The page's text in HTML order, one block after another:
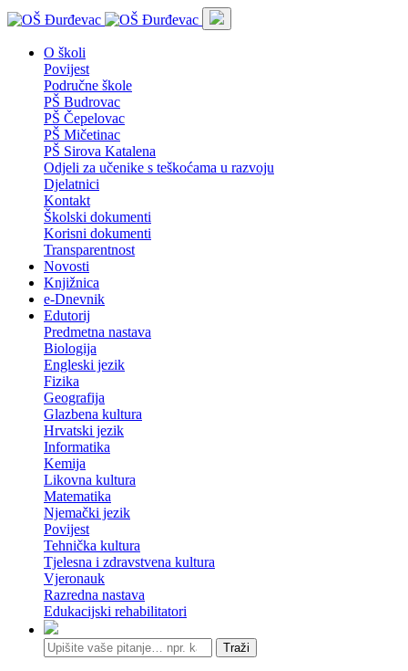
O školi
Povijest
Područne škole
PŠ Budrovac
PŠ Čepelovac
PŠ Mičetinac
PŠ Sirova Katalena
Odjeli za učenike s teškoćama u razvoju
Djelatnici
Kontakt
Školski dokumenti
Korisni dokumenti
Transparentnost
Novosti
Knjižnica
e-Dnevnik
Edutorij
Predmetna nastava
Biologija
Engleski jezik
Fizika
Geografija
Glazbena kultura
Hrvatski jezik
Informatika
Kemija
Likovna kultura
Matematika
Njemački jezik
Povijest
Tehnička kultura
Tjelesna i zdravstvena kultura
Vjeronauk
Razredna nastava
Edukacijski rehabilitatori
Traži